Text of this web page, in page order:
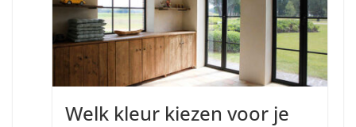
Welk kleur kiezen voor je